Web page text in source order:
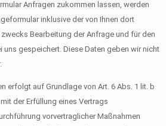
Anfragen zukommen lassen, werden
inklusive der von Ihnen dort
Bearbeitung der Anfrage und für den
uns gespeichert. Diese Daten geben wir nicht
erfolgt auf Grundlage von Art. 6 Abs. 1 lit. b
der Erfüllung eines Vertrags
vorvertraglicher Maßnahmen